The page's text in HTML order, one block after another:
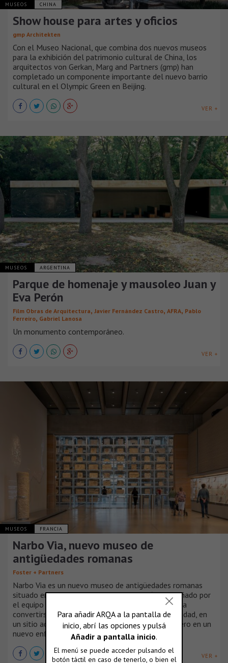
MUSEOS CHINA
Show house para artes y oficios
gmp Architekten
Con el Museo Nacional, que combina dos nuevos museos
para la exhibición del patrimonio cultural de China, los
arquitectos von Gerkan, Marg and Partners (gmp) han
completado un componente importante del nuevo barrio
cultural en el Olympic Green en Beijing.
VER +
MUSEOS ARGENTINA
Parque de homenaje y mausoleo Juan y
Eva Perón
Film Obras de Arquitectura, Javier Fernández Castro, AFRA, Pablo
Ferreiro, Gabriel Lanosa
Un monumento contemporáneo.
VER +
MUSEOS FRANCIA
Narbo Via, nuevo museo de
antigüedades romanas
Foster + Partners
Narbo Via es un nuevo museo de antigüedades romanas
situado en el corazón de Narbona. El edificio, diseñado por
el equipo integrado de la práctica, está destinado a
convertirse en un nuevo hito en la entrada a la ciudad, en
un sitio adyacente al Canal de la Robine y es pionero en un
nuevo enfoque del diseño museográfico.
VER +